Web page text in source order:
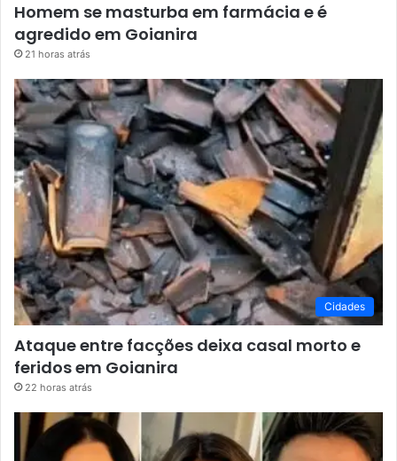
Homem se masturba em farmácia e é
agredido em Goianira
21 horas atrás
Cidades
Ataque entre facções deixa casal morto e
feridos em Goianira
22 horas atrás